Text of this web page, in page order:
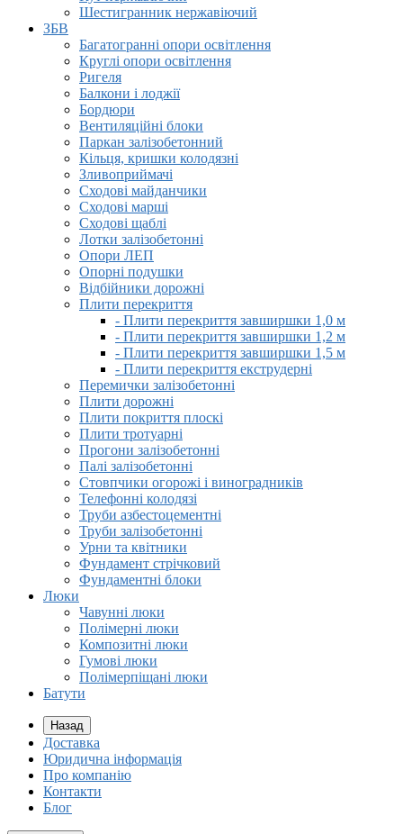
Шестигранник нержавіючий
ЗБВ
Багатогранні опори освітлення
Круглі опори освітлення
Ригеля
Балкони і лоджії
Бордюри
Вентиляційні блоки
Паркан залізобетонний
Кільця, кришки колодязні
Зливоприймачі
Сходові майданчики
Сходові марші
Сходові щаблі
Лотки залізобетонні
Опори ЛЕП
Опорні подушки
Відбійники дорожні
Плити перекриття
- Плити перекриття завширшки 1,0 м
- Плити перекриття завширшки 1,2 м
- Плити перекриття завширшки 1,5 м
- Плити перекриття екструдерні
Перемички залізобетонні
Плити дорожні
Плити покриття плоскі
Плити тротуарні
Прогони залізобетонні
Палі залізобетонні
Стовпчики огорожі і виноградників
Телефонні колодязі
Труби азбестоцементні
Труби залізобетонні
Урни та квітники
Фундамент стрічковий
Фундаментні блоки
Люки
Чавунні люки
Полімерні люки
Композитні люки
Гумові люки
Полімерпіщані люки
Батути
Назад
Доставка
Юридична інформація
Про компанію
Контакти
Блог